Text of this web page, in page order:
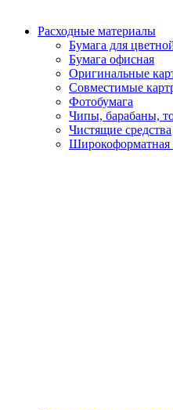
Расходные материалы
Бумага для
Бумага офисная
Оригинальные
Совместимые
Фотобумага
Чипы, барабаны,
Чистящие средства
Широкоформатная